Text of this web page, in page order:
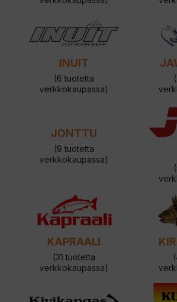
INUIT
(6 tuotetta
verkkokaupassa)
JONTTU
(9 tuotetta
verkkokaupassa)
KAPRAALI
(31 tuotetta
verkkokaupassa)